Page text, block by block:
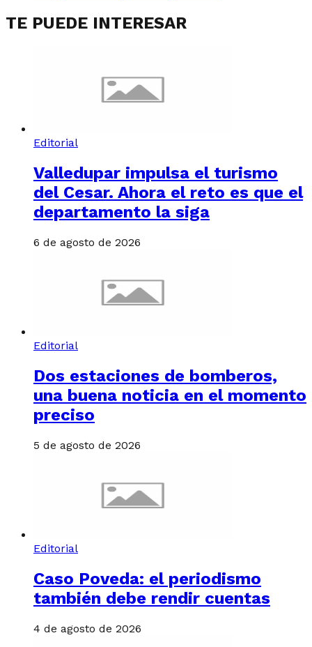
TE PUEDE INTERESAR
Editorial
Valledupar impulsa el turismo
del Cesar. Ahora el reto es que el
departamento la siga
6 de agosto de 2026
Editorial
Dos estaciones de bomberos,
una buena noticia en el momento
preciso
5 de agosto de 2026
Editorial
Caso Poveda: el periodismo
también debe rendir cuentas
4 de agosto de 2026